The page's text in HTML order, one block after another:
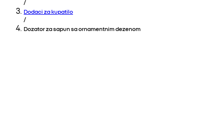
Dodaci za kupatilo
/
Dozator za sapun sa ornamentnim dezenom